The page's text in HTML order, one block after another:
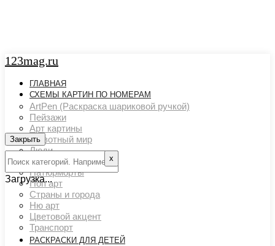
123mag.ru
ГЛАВНАЯ
СХЕМЫ КАРТИН ПО НОМЕРАМ
ArtPen (Раскраска шариковой ручкой)
Пейзажи
Арт картины
Животный мир
Люди
Картины художников
Натюрморты
Поп арт
Страны и города
Ню арт
Цветовой акцент
Транспорт
РАСКРАСКИ ДЛЯ ДЕТЕЙ
Закрыть
х
Загрузка...